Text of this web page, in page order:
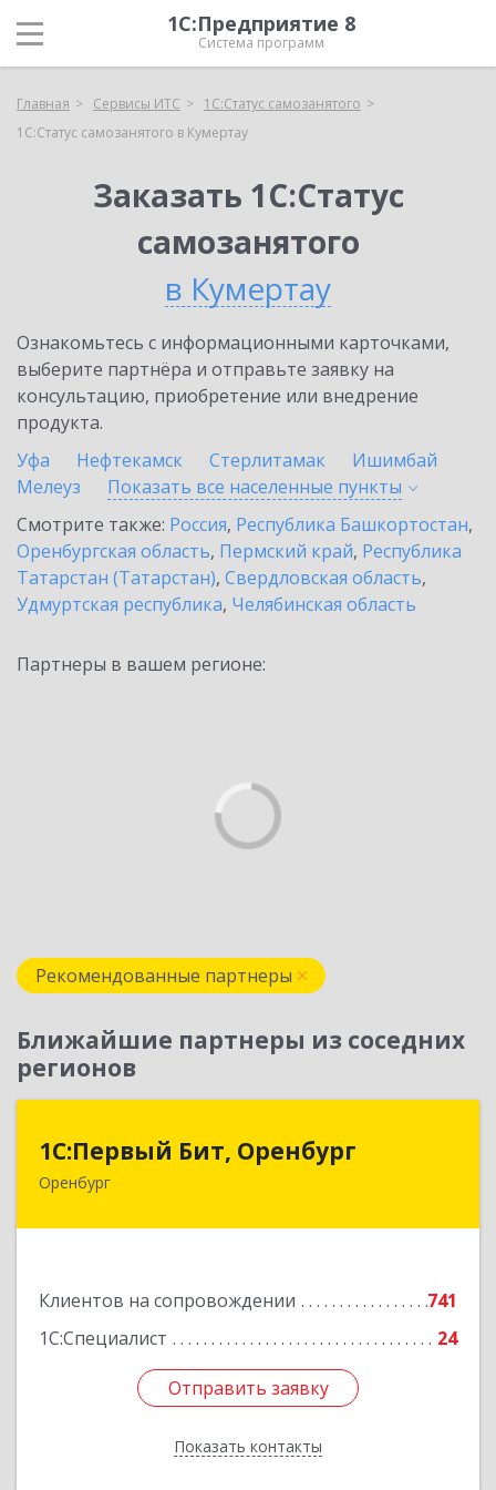
1С:Предприятие 8
Система программ
Главная Сервисы ИТС
1С:Статус самозанятого
1С:Статус самозанятого в Кумертау
Заказать 1С:Статус
самозанятого
в Кумертау
Ознакомьтесь с информационными карточками,
выберите партнёра и отправьте заявку на
консультацию, приобретение или внедрение
продукта.
Уфа
Нефтекамск Стерлитамак
Ишимбай
Мелеуз
Показать все населенные пункты
Смотрите также: Россия, Республика Башкортостан,
Оренбургская область, Пермский край, Республика
Татарстан (Татарстан), Свердловская область,
Удмуртская республика, Челябинская область
Партнеры в вашем регионе:
Рекомендованные партнеры
Ближайшие партнеры из соседних
регионов
1С:Первый Бит, Оренбург
Оренбург
Клиентов на сопровождении
741
1С:Специалист
24
Отправить заявку
Показать контакты
1С:Первый Бит, Оренбург
460044, Оренбургская обл, Оренбург, Березка
Отправить заявку
Назад